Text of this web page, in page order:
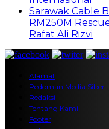
Sarawak Cable
RM250M
Rafat Ali Rizvi
Alamat
Pedoman Media Siber
Redaksi
Tentang Kami
Footer